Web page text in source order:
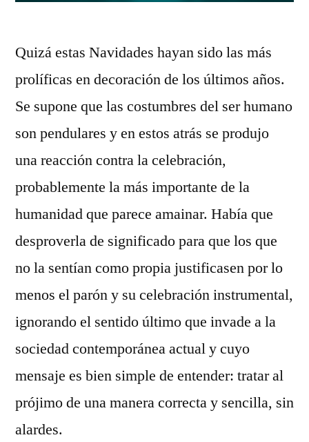
Quizá estas Navidades hayan sido las más
prolíficas en decoración de los últimos años.
Se supone que las costumbres del ser humano
son pendulares y en estos atrás se produjo
una reacción contra la celebración,
probablemente la más importante de la
humanidad que parece amainar. Había que
desproverla de significado para que los que
no la sentían como propia justificasen por lo
menos el parón y su celebración instrumental,
ignorando el sentido último que invade a la
sociedad contemporánea actual y cuyo
mensaje es bien simple de entender: tratar al
prójimo de una manera correcta y sencilla, sin
alardes.